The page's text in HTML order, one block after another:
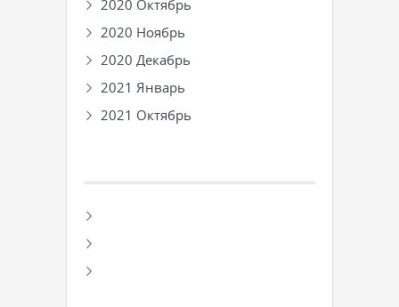
2020 Октябрь
2020 Ноябрь
2020 Декабрь
2021 Январь
2021 Октябрь